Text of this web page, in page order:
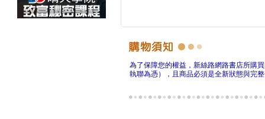
為了保障您的權益，新絲路網路書店所購
執聯為憑），且商品必須是全新狀態與完